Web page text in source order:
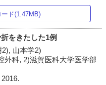
ド(1.47MB)
をきたした1例
山本学2)
外科, 2)滋賀医科大学医学部